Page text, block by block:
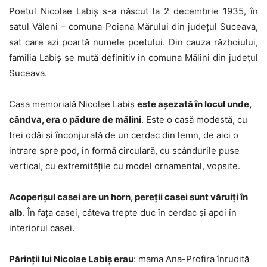
Poetul Nicolae Labiș s-a născut la 2 decembrie 1935, în
satul Văleni – comuna Poiana Mărului din judeţul Suceava,
sat care azi poartă numele poetului. Din cauza războiului,
familia Labiș se mută definitiv în comuna Mălini din judeţul
Suceava.
Casa memorială Nicolae Labiș este aşezată în locul unde,
cândva, era o pădure de mălini. Este o casă modestă, cu
trei odăi şi înconjurată de un cerdac din lemn, de aici o
intrare spre pod, în formă circulară, cu scândurile puse
vertical, cu extremităţile cu model ornamental, vopsite.
Acoperişul casei are un horn, pereţii casei sunt văruiţi în
alb. În faţa casei, câteva trepte duc în cerdac şi apoi în
interiorul casei.
Părinţii lui Nicolae Labiș erau: mama Ana-Profira înrudită